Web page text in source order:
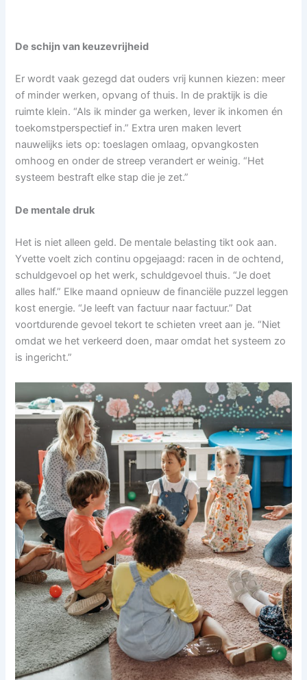
De schijn van keuzevrijheid
Er wordt vaak gezegd dat ouders vrij kunnen kiezen: meer
of minder werken, opvang of thuis. In de praktijk is die
ruimte klein. “Als ik minder ga werken, lever ik inkomen én
toekomstperspectief in.” Extra uren maken levert
nauwelijks iets op: toeslagen omlaag, opvangkosten
omhoog en onder de streep verandert er weinig. “Het
systeem bestraft elke stap die je zet.”
De mentale druk
Het is niet alleen geld. De mentale belasting tikt ook aan.
Yvette voelt zich continu opgejaagd: racen in de ochtend,
schuldgevoel op het werk, schuldgevoel thuis. “Je doet
alles half.” Elke maand opnieuw de financiële puzzel leggen
kost energie. “Je leeft van factuur naar factuur.” Dat
voortdurende gevoel tekort te schieten vreet aan je. “Niet
omdat we het verkeerd doen, maar omdat het systeem zo
is ingericht.”